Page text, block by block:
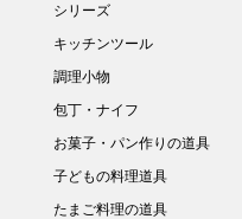
シリーズ
キッチンツール
調理小物
包丁・ナイフ
お菓子・パン作りの道具
子どもの料理道具
たまご料理の道具